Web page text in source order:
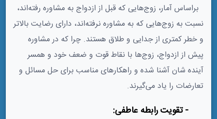
براساس آمار، زوج‌هایی که قبل از ازدواج به مشاوره رفته‌اند،
نسبت به زوج‌هایی که به مشاوره نرفته‌اند، دارای رضایت بالاتر
و خطر کمتری از جدایی و طلاق هستند. چرا که در مشاوره
پیش از ازدواج، زوج‌ها با نقاط قوت و ضعف خود و همسر
آینده شان آشنا شده و راهکارهای مناسب برای حل مسائل و
تعارضات را یاد می‌گیرند.